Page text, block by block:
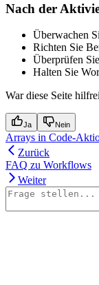
Nach der
Überwachen
Richten Sie
Überprüfen
Halten Sie
War diese Seite
Ja Nein
Arrays in Code-
Zurück
FAQ zu Workflows
Weiter